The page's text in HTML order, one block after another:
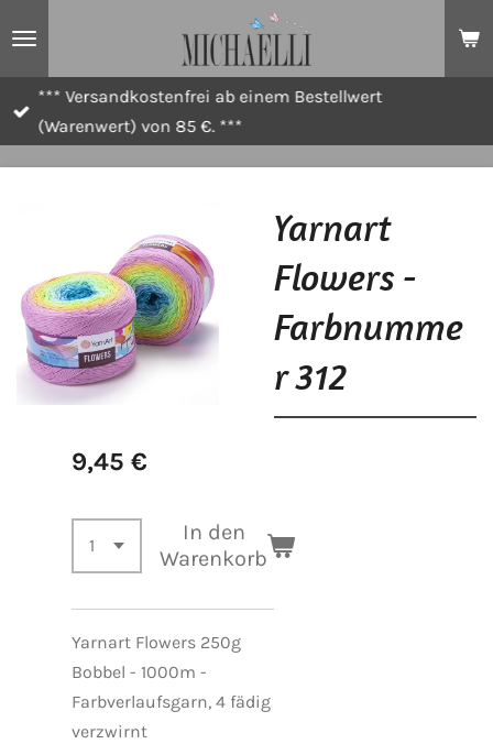
*** Versandkostenfrei ab einem Bestellwert
(Warenwert) von 85 €. ***
Yarnart
Flowers -
Farbnumme
r 312
9,45 €
In den
Warenkorb
Yarnart Flowers 250g
Bobbel - 1000m -
Farbverlaufsgarn, 4 fädig
verzwirnt